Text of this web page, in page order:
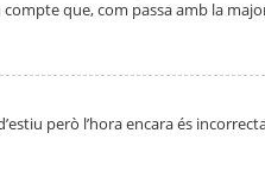
que, com passa amb la
però l’hora encara és